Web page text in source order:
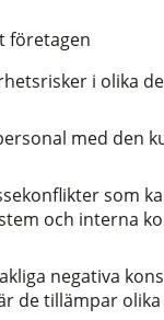
företagen
i olika
med den
som
och interna
negativa
de tillämpar